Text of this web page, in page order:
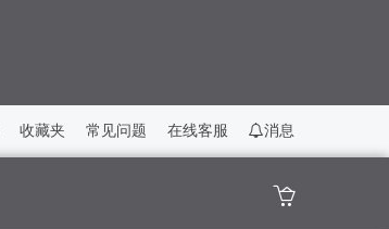
收藏夹 常见问题 在线客服 消息